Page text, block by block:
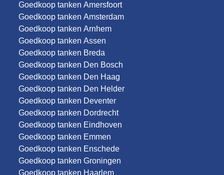
Goedkoop tanken Amersfoort
Goedkoop tanken Amsterdam
Goedkoop tanken Arnhem
Goedkoop tanken Assen
Goedkoop tanken Breda
Goedkoop tanken Den Bosch
Goedkoop tanken Den Haag
Goedkoop tanken Den Helder
Goedkoop tanken Deventer
Goedkoop tanken Dordrecht
Goedkoop tanken Eindhoven
Goedkoop tanken Emmen
Goedkoop tanken Enschede
Goedkoop tanken Groningen
Goedkoop tanken Haarlem